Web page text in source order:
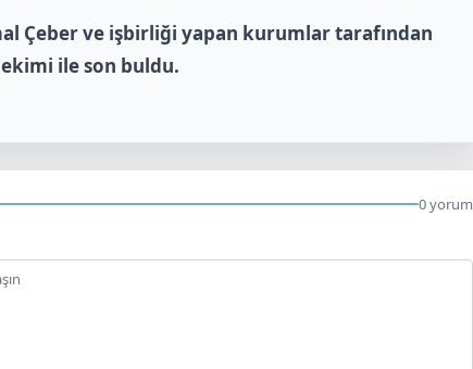
Çeber ve işbirliği yapan kurumlar tarafından
ile son buldu.
0 yorum